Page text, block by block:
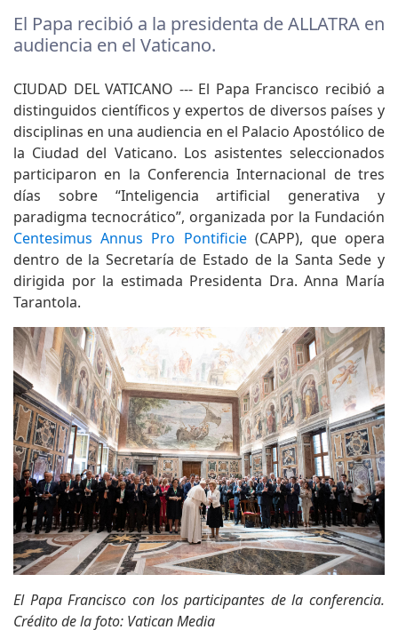
El Papa recibió a la presidenta de ALLATRA en
audiencia en el Vaticano.
CIUDAD DEL VATICANO --- El Papa Francisco recibió a
distinguidos científicos y expertos de diversos países y
disciplinas en una audiencia en el Palacio Apostólico de
la Ciudad del Vaticano. Los asistentes seleccionados
participaron en la Conferencia Internacional de tres
días sobre “Inteligencia artificial generativa y
paradigma tecnocrático”, organizada por la Fundación
Centesimus Annus Pro Pontificie(CAPP), que opera
dentro de la Secretaría de Estado de la Santa Sede y
dirigida por la estimada Presidenta Dra. Anna María
Tarantola.
El Papa Francisco con los participantes de la conferencia.
Crédito de la foto: Vatican Media